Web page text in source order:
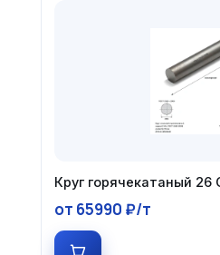
Круг горячекатаный 26
от 65990 ₽/т